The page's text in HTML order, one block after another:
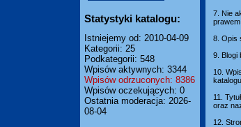
Statystyki katalogu:
Istniejemy od: 2010-04-09
Kategorii: 25
Podkategorii: 548
Wpisów aktywnych: 3344
Wpisów odrzuconych: 8386
Wpisów oczekujących: 0
Ostatnia moderacja: 2026-
08-04
7. Nie
prawem.
8. Opis
9. Blogi
10.
katalogu.
11.
oraz
12.